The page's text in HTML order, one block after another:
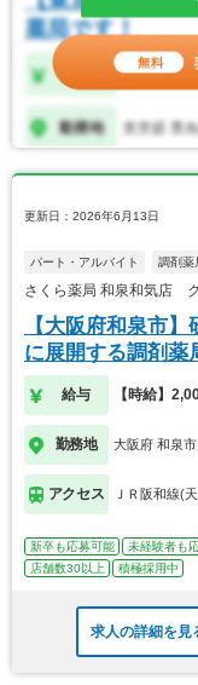
更新日：2026年6月13日
パート・アルバイト 調剤薬
さくら薬局 和泉和気店
【大阪府和泉市
に展開する調剤
給与 【時給】
勤務地 大阪府 和泉市
アクセス ＪＲ阪和線(
新卒も応募可能 未経験者も
店舗数30以上
積極採用中
求人の詳細を見